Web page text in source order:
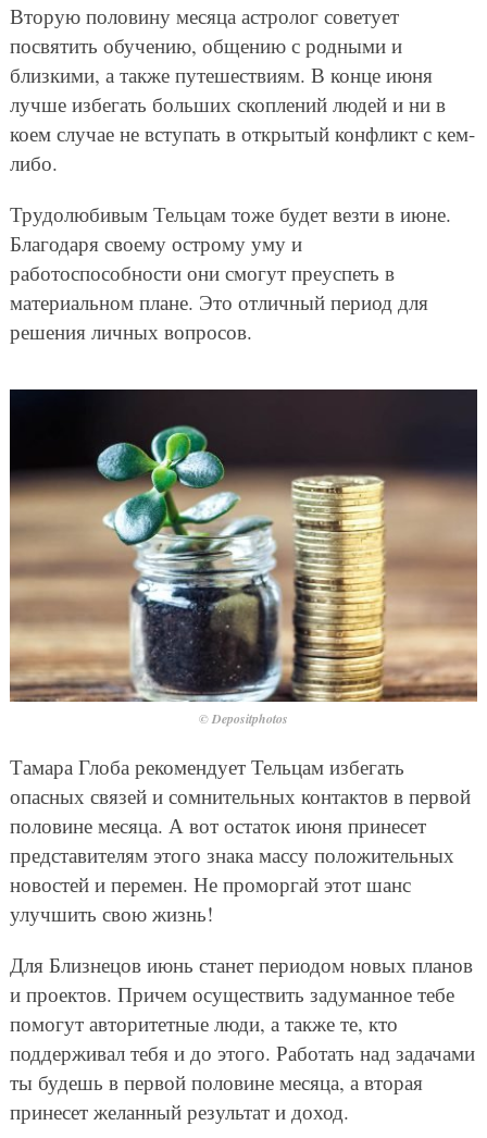
Вторую половину месяца астролог советует
посвятить обучению, общению с родными и
близкими, а также путешествиям. В конце июня
лучше избегать больших скоплений людей и ни в
коем случае не вступать в открытый конфликт с кем-
либо.
Трудолюбивым Тельцам тоже будет везти в июне.
Благодаря своему острому уму и
работоспособности они смогут преуспеть в
материальном плане. Это отличный период для
решения личных вопросов.
© Depositphotos
Тамара Глоба рекомендует Тельцам избегать
опасных связей и сомнительных контактов в первой
половине месяца. А вот остаток июня принесет
представителям этого знака массу положительных
новостей и перемен. Не проморгай этот шанс
улучшить свою жизнь!
Для Близнецов июнь станет периодом новых планов
и проектов. Причем осуществить задуманное тебе
помогут авторитетные люди, а также те, кто
поддерживал тебя и до этого. Работать над задачами
ты будешь в первой половине месяца, а вторая
принесет желанный результат и доход.